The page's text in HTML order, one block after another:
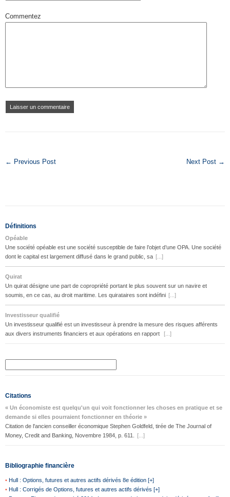
Commentez
← Previous Post Next Post →
Définitions
Opéable
Une société opéable est une société susceptible de faire l’objet d’une OPA. Une société
dont le capital est largement diffusé dans le grand public, sa [...]
Quirat
Un quirat désigne une part de copropriété portant le plus souvent sur un navire et
soumis, en ce cas, au droit maritime. Les quirataires sont indéfini [...]
Investisseur qualifié
Un investisseur qualifié est un investisseur à prendre la mesure des risques afférents
aux divers instruments financiers et aux opérations en rapport
[...]
Citations
« Un économiste est quelqu'un qui voit fonctionner les choses en pratique et se
demande si elles pourraient fonctionner en théorie »
Citation de l'ancien conseiller économique Stephen Goldfeld, tirée de The Journal of
Money, Credit and Banking, Novembre 1984, p. 611.
[...]
Bibliographie financière
• Hull : Options, futures et autres actifs dérivés 8e édition [+]
• Hull : Corrigés de Options, futures et autres actifs dérivés [+]